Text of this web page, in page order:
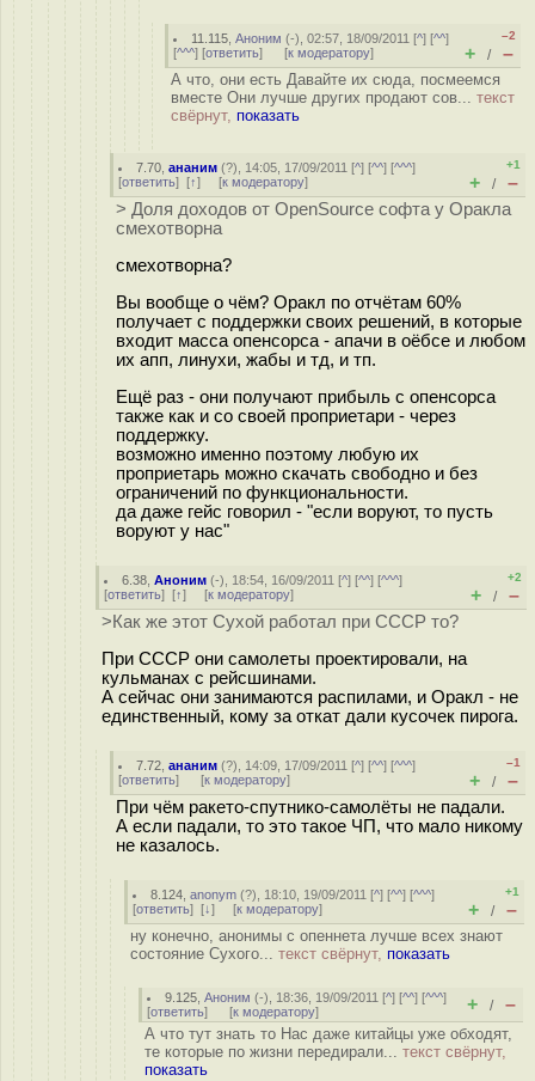
11.115 ,Аноним (-), 02:57, 18/09/2011 [^] [^^]
[^^^] [ответить] [к модератору]
–2
+ / –
А что, они есть Давайте их сюда, посмеемся
вместе Они лучше других продают сов... текст
свёрнут, показать
7.70 ,ананим (?), 14:05, 17/09/2011 [^] [^^] [^^^]
[ответить] [↑] [к модератору]
+1
+ / –
> Доля доходов от OpenSource софта у Оракла
смехотворна
смехотворна?
Вы вообще о чём? Оракл по отчётам 60%
получает с поддержки своих решений, в которые
входит масса опенсорса - апачи в оёбсе и любом
их апп, линухи, жабы и тд, и тп.
Ещё раз - они получают прибыль с опенсорса
также как и со своей проприетари - через
поддержку.
возможно именно поэтому любую их
проприетарь можно скачать свободно и без
ограничений по функциональности.
да даже гейс говорил - "если воруют, то пусть
воруют у нас"
6.38 ,Аноним (-), 18:54, 16/09/2011 [^] [^^] [^^^]
[ответить] [↑] [к модератору]
+2
+ / –
>Как же этот Сухой работал при СССР то?
При СССР они самолеты проектировали, на
кульманах с рейсшинами.
А сейчас они занимаются распилами, и Оракл - не
единственный, кому за откат дали кусочек пирога.
7.72 ,ананим (?), 14:09, 17/09/2011 [^] [^^] [^^^]
[ответить] [к модератору]
–1
+ / –
При чём ракето-спутнико-самолёты не падали.
А если падали, то это такое ЧП, что мало никому
не казалось.
8.124 ,anonym (?), 18:10, 19/09/2011 [^] [^^] [^^^]
[ответить] [↓] [к модератору]
+1
+ / –
ну конечно, анонимы с опеннета лучше всех знают
состояние Сухого... текст свёрнут, показать
9.125 ,Аноним (-), 18:36, 19/09/2011 [^] [^^] [^^^]
[ответить] [к модератору] + / –
А что тут знать то Нас даже китайцы уже обходят,
те которые по жизни передирали... текст свёрнут,
показать